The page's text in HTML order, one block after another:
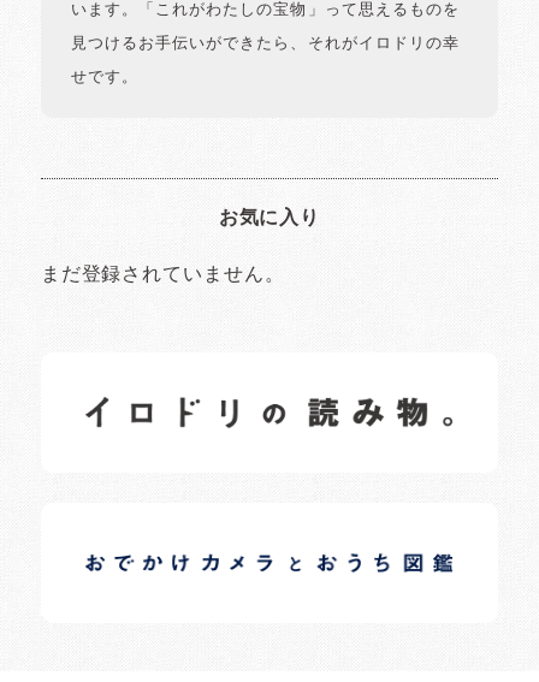
います。「これがわたしの宝物」って思えるものを
見つけるお手伝いができたら、それがイロドリの幸
せです。
お気に入り
まだ登録されていません。
日常の様子など随時更新中です。
日常の様子など随時更新中です。